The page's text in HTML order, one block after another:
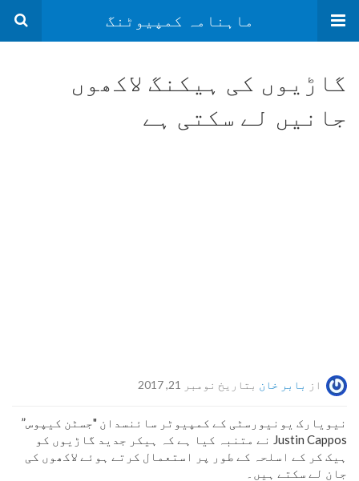
ماہنامہ کمپیوٹنگ
گاڑیوں کی ہیکنگ لاکھوں
جانیں لے سکتی ہے
از بابر خان بتاریخ نومبر 21, 2017
نیویارک یونیورسٹی کے کمپیوٹر سائنسدان "جسٹن کیپوس”
Justin Cappos نے متنبہ کیا ہے کہ ہیکر جدید گاڑیوں کو
ہیک کر کے اسلحہ کے طور پر استعمال کرتے ہوئے لاکھوں کی
جان لے سکتے ہیں۔